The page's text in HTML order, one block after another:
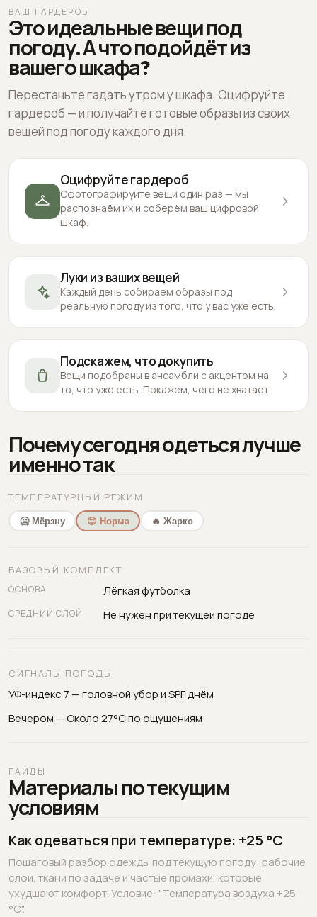
ВАШ ГАРДЕРОБ
Это идеальные вещи под
погоду. А что подойдёт из
вашего шкафа?
Перестаньте гадать утром у шкафа. Оцифруйте
гардероб — и получайте готовые образы из своих
вещей под погоду каждого дня.
Оцифруйте гардероб
Сфотографируйте вещи один раз — мы
распознаём их и соберём ваш цифровой
шкаф.
Луки из ваших вещей
Каждый день собираем образы под
реальную погоду из того, что у вас уже есть.
Подскажем, что докупить
Вещи подобраны в ансамбли с акцентом на
то, что уже есть. Покажем, чего не хватает.
Почему сегодня одеться лучше
именно так
ТЕМПЕРАТУРНЫЙ РЕЖИМ
🥶 Мёрзну 😊 Норма 🔥 Жарко
БАЗОВЫЙ КОМПЛЕКТ
ОСНОВА Лёгкая футболка
СРЕДНИЙ СЛОЙ Не нужен при текущей погоде
СИГНАЛЫ ПОГОДЫ
УФ-индекс 7 — головной убор и SPF днём
Вечером — Около 27°C по ощущениям
ГАЙДЫ
Материалы по текущим
условиям
Как одеваться при температуре: +25 °C
Пошаговый разбор одежды под текущую погоду: рабочие
слои, ткани по задаче и частые промахи, которые
ухудшают комфорт. Условие: "Температура воздуха +25
°C".